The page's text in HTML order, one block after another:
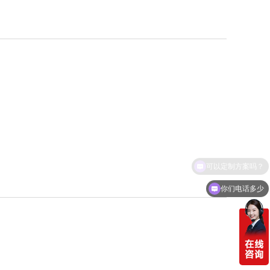
你们电话多少
可以定制方案吗？